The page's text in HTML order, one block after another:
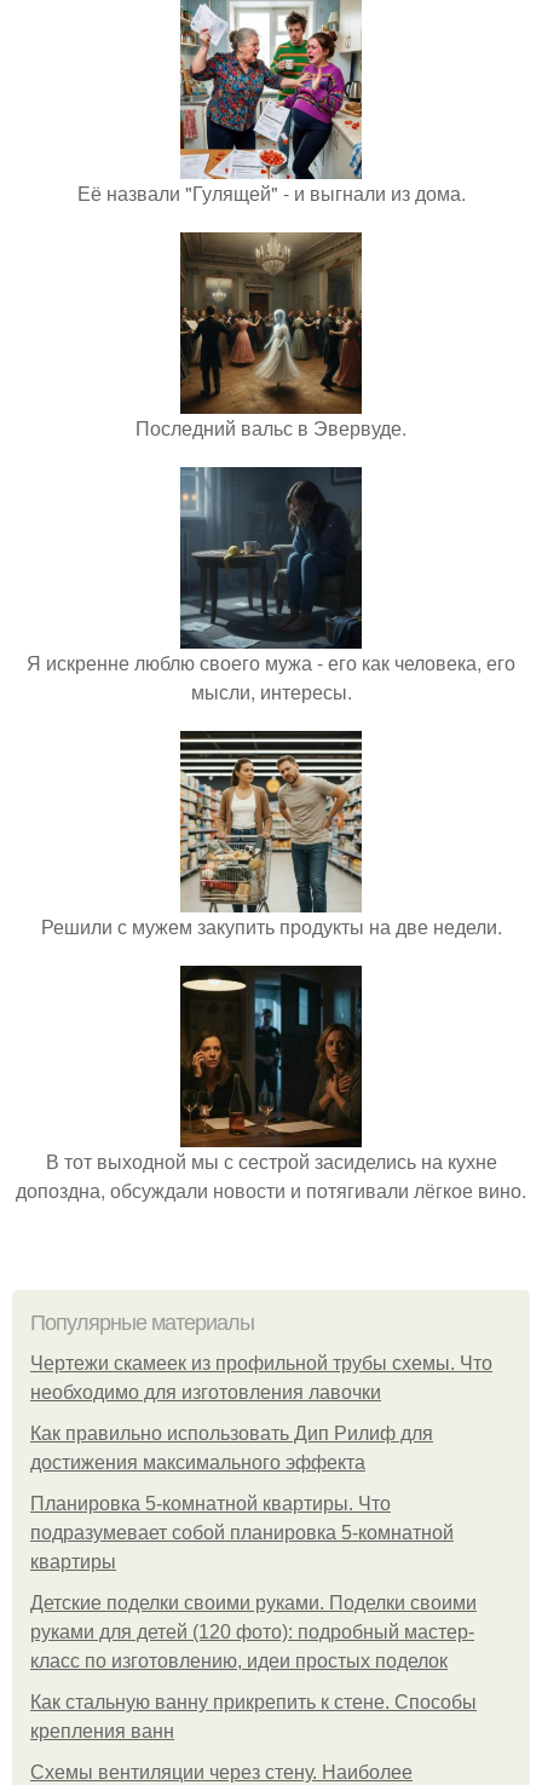
Её назвали "Гулящей" - и выгнали из дома.
Последний вальс в Эвервуде.
Я искренне люблю своего мужа - его как человека, его
мысли, интересы.
Решили с мужем закупить продукты на две недели.
В тот выходной мы с сестрой засиделись на кухне
допоздна, обсуждали новости и потягивали лёгкое вино.
Популярные материалы
Чертежи скамеек из профильной трубы схемы. Что
необходимо для изготовления лавочки
Как правильно использовать Дип Рилиф для
достижения максимального эффекта
Планировка 5-комнатной квартиры. Что
подразумевает собой планировка 5-комнатной
квартиры
Детские поделки своими руками. Поделки своими
руками для детей (120 фото): подробный мастер-
класс по изготовлению, идеи простых поделок
Как стальную ванну прикрепить к стене. Способы
крепления ванн
Схемы вентиляции через стену. Наиболее